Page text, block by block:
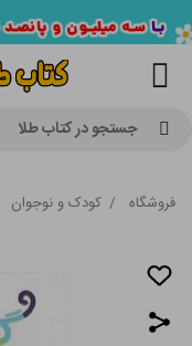
جستجو در کتاب طلا
فروشگاه / کودک و نوجوان